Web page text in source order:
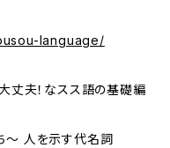
language/
丈夫！なスス語の基礎編
〜 人を示す代名詞